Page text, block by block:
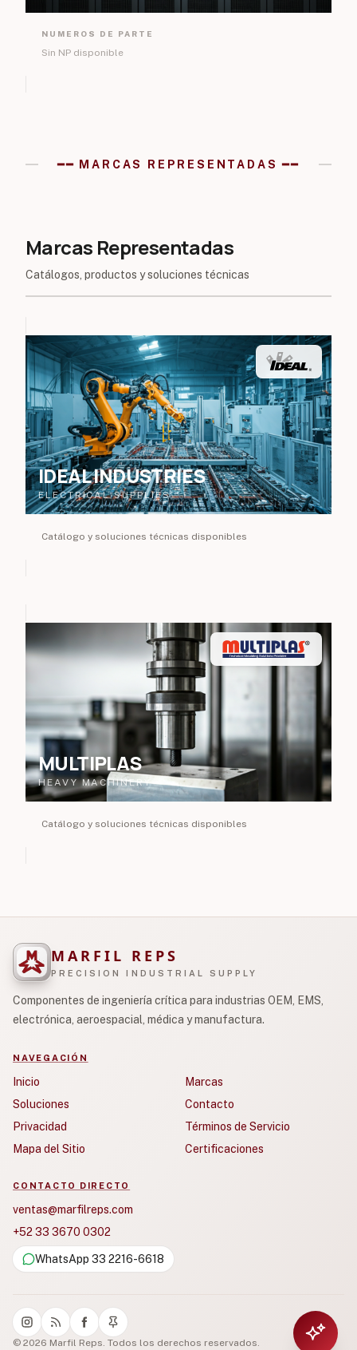
NUMEROS DE PARTE
Sin NP disponible
━━ MARCAS REPRESENTADAS ━━
Marcas Representadas
Catálogos, productos y soluciones técnicas
IDEAL INDUSTRIES
ELECTRICAL SUPPLIES
Catálogo y soluciones técnicas disponibles
MULTIPLAS
HEAVY MACHINERY
Catálogo y soluciones técnicas disponibles
MARFIL REPS
PRECISION INDUSTRIAL SUPPLY
Componentes de ingeniería crítica para industrias OEM, EMS,
electrónica, aeroespacial, médica y manufactura.
NAVEGACIÓN
Inicio
Marcas
Soluciones
Contacto
Privacidad
Términos de Servicio
Mapa del Sitio
Certificaciones
CONTACTO DIRECTO
ventas@marfilreps.com
+52 33 3670 0302
WhatsApp 33 2216-6618
© 2026 Marfil Reps. Todos los derechos reservados.